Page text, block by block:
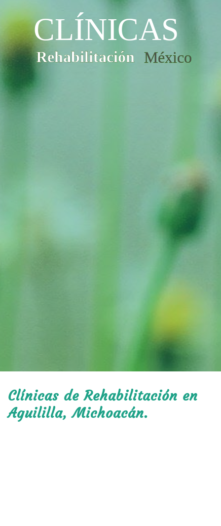
Clínicas de Rehabilitación en
Aguililla, Michoacán.